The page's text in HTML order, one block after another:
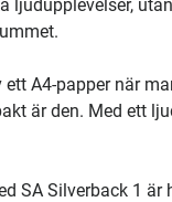
ljudupplevelser,
ett A4-papper när
är den. Med ett
SA Silverback 1 är